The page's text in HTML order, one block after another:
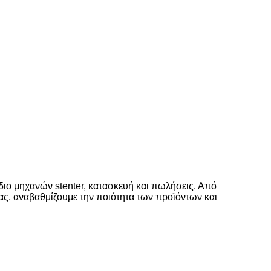
μηχανών stenter, κατασκευή και πωλήσεις. Από
αναβαθμίζουμε την ποιότητα των προϊόντων και